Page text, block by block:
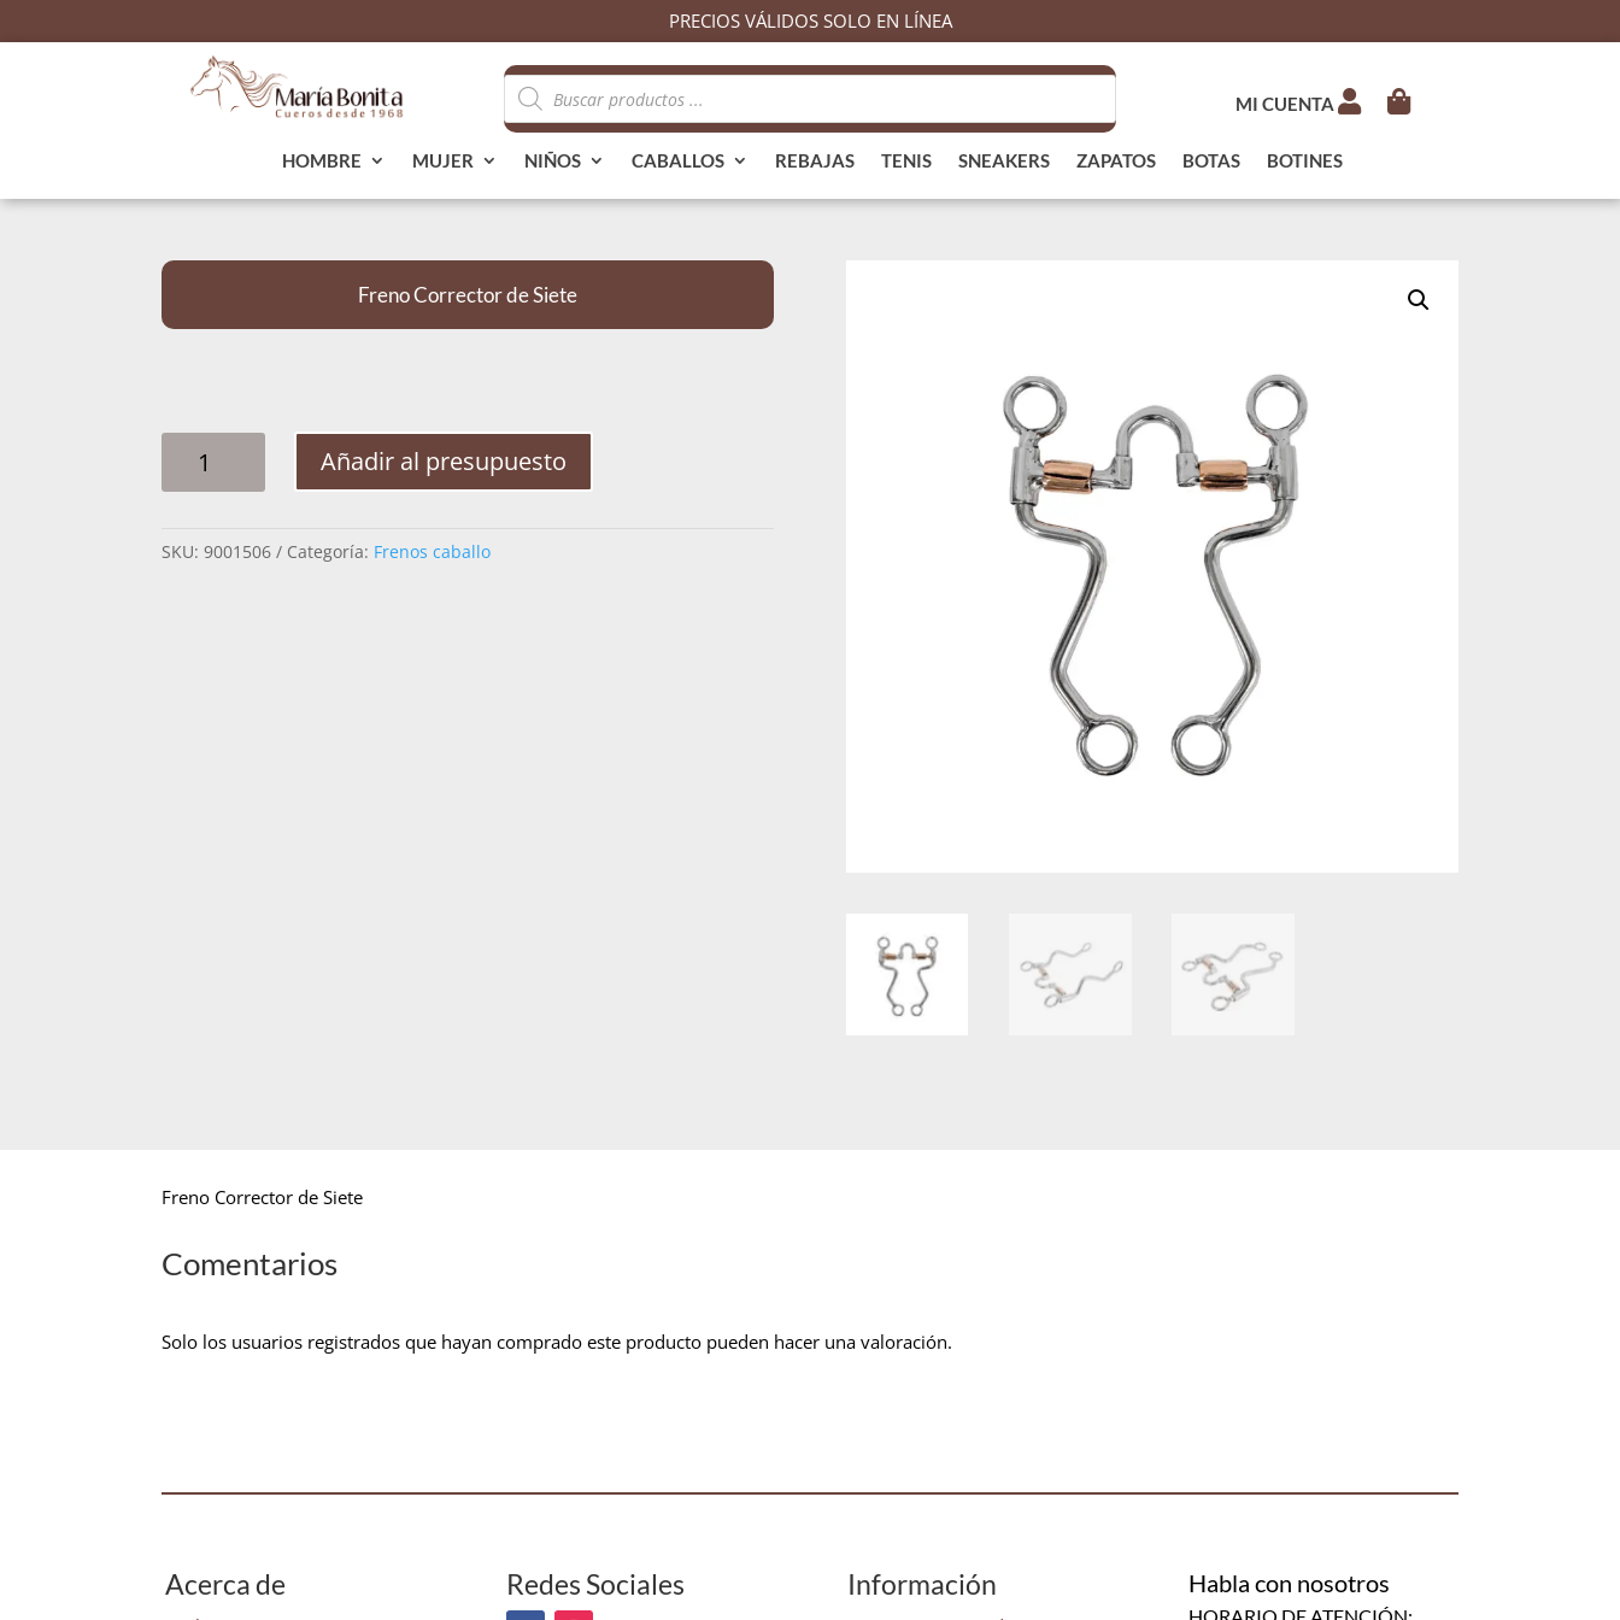
PRECIOS VÁLIDOS SOLO EN LÍNEA
Búsqueda
de
productos
MI CUENTA
HOMBRE MUJER NIÑOS CABALLOS REBAJAS TENIS SNEAKERS ZAPATOS BOTAS BOTINES
Freno Corrector de Siete
CORRECTOR
CANTIDAD
Añadir al presupuesto
SKU:9001506 Categoría: Frenos caballo
Freno Corrector de Siete
Comentarios
Solo los usuarios registrados que hayan comprado este producto pueden hacer una valoración.
Acerca de Redes Sociales Información Habla con nosotros
HORARIO DE ATENCIÓN: